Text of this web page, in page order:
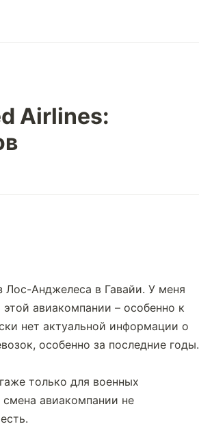
Airlines:
Лос-Анджелеса в Гавайи. У меня
авиакомпании – особенно к
нет актуальной информации о
особенно за последние годы.
только для военных
авиакомпании не